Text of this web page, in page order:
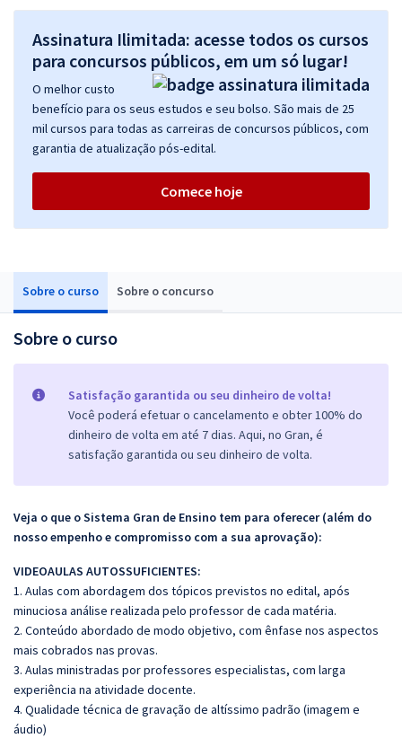
Sobre o curso Sobre o concurso
Sobre o curso
Satisfação garantida ou seu dinheiro de volta!
Você poderá efetuar o cancelamento e obter 100% do
dinheiro de volta em até 7 dias. Aqui, no Gran, é
satisfação garantida ou seu dinheiro de volta.
Veja o que o Sistema Gran de Ensino tem para oferecer (além do
nosso empenho e compromisso com a sua aprovação):
VIDEOAULAS AUTOSSUFICIENTES:
1. Aulas com abordagem dos tópicos previstos no edital, após
minuciosa análise realizada pelo professor de cada matéria.
2. Conteúdo abordado de modo objetivo, com ênfase nos aspectos
mais cobrados nas provas.
3. Aulas ministradas por professores especialistas, com larga
experiência na atividade docente.
4. Qualidade técnica de gravação de altíssimo padrão (imagem e
áudio)
Assinatura Ilimitada: acesse todos os cursos
para concursos públicos, em um só lugar!
O melhor custo
benefício para os seus estudos e seu bolso. São mais de 25
mil cursos para todas as carreiras de concursos públicos, com
garantia de atualização pós-edital.
Comece hoje